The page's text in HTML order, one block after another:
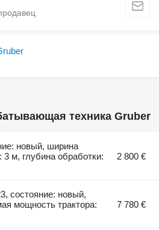
техника Gruber
новый, ширина
3 м, глубина обработки:
2 800 €
состояние: новый,
мощность трактора:
7 780 €